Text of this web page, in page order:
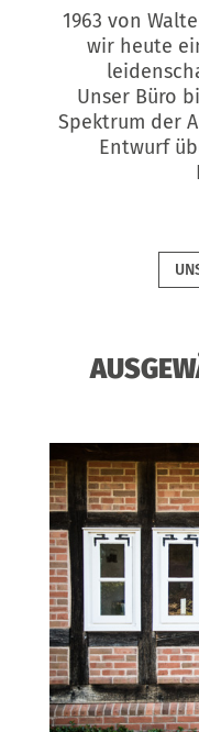
1963 von
wir heute
Unser Büro
Spektrum der
Entwurf